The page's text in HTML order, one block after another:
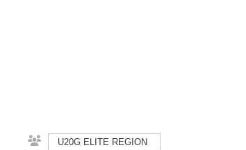
U20G ELITE REGION